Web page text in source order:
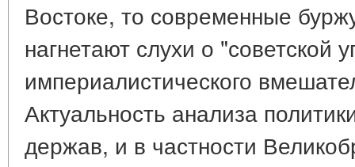
Востоке, то современные
нагнетают слухи о "советской
империалистического
Актуальность анализа
держав, и в частности